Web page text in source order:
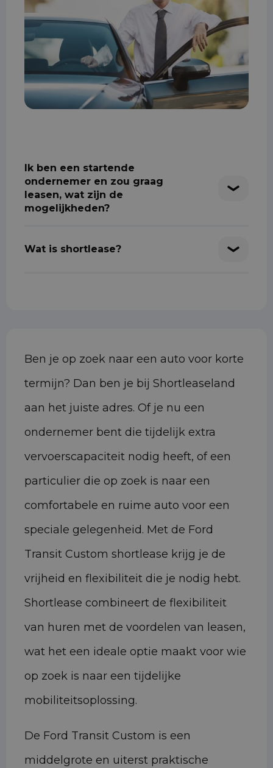
Ik ben een startende
ondernemer en zou graag
leasen, wat zijn de
mogelijkheden?
Wat is shortlease?
Ben je op zoek naar een auto voor korte
termijn? Dan ben je bij Shortleaseland
aan het juiste adres. Of je nu een
ondernemer bent die tijdelijk extra
vervoerscapaciteit nodig heeft, of een
particulier die op zoek is naar een
comfortabele en ruime auto voor een
speciale gelegenheid. Met de Ford
Transit Custom shortlease krijg je de
vrijheid en flexibiliteit die je nodig hebt.
Shortlease combineert de flexibiliteit
van huren met de voordelen van leasen,
wat het een ideale optie maakt voor wie
op zoek is naar een tijdelijke
mobiliteitsoplossing.
De Ford Transit Custom is een
middelgrote en uiterst praktische